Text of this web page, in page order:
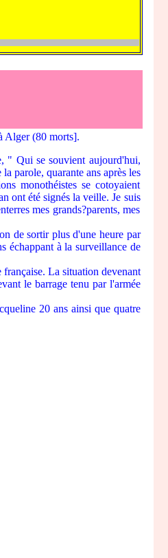
Alger (80 morts].
Qui se souvient aujourd'hui,
parole, quarante ans après les
monothéistes se cotoyaient
ont été signés la veille. Je suis
mes grands?parents, mes
de sortir plus d'une heure par
échappant à la surveillance de
La situation devenant
le barrage tenu par l'armée
20 ans ainsi que quatre